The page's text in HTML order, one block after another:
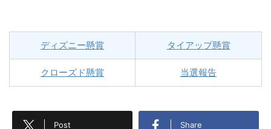
ディズニー懸賞 タイアップ懸賞
クローズド懸賞 当選報告
Post Share